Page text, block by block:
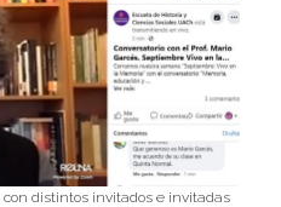
distintos invitados e invitadas